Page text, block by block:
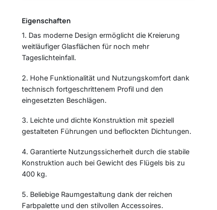
Eigenschaften
1. Das moderne Design ermöglicht die Kreierung
weitläufiger Glasflächen für noch mehr
Tageslichteinfall.
2. Hohe Funktionalität und Nutzungskomfort dank
technisch fortgeschrittenem Profil und den
eingesetzten Beschlägen.
3. Leichte und dichte Konstruktion mit speziell
gestalteten Führungen und beflockten Dichtungen.
4. Garantierte Nutzungssicherheit durch die stabile
Konstruktion auch bei Gewicht des Flügels bis zu
400 kg.
5. Beliebige Raumgestaltung dank der reichen
Farbpalette und den stilvollen Accessoires.